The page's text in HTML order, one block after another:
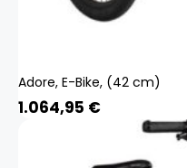
Adore, E-Bike, (42 cm)
1.064,95 €